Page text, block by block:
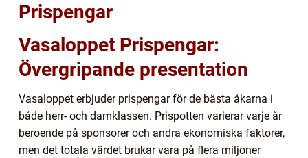
Prispengar
Vasaloppet Prispengar:
Övergripande presentation
Vasaloppet erbjuder prispengar för de bästa åkarna i
både herr- och damklassen. Prispotten varierar varje år
beroende på sponsorer och andra ekonomiska faktorer,
men det totala värdet brukar vara på flera miljoner